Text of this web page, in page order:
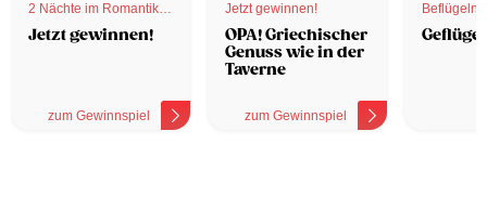
2 Nächte im Romantik
Hotel
Jetzt gewinnen!
zum Gewinnspiel
Jetzt gewinnen!
OPA! Griechischer
Genuss wie in der
Taverne
zum Gewinnspiel